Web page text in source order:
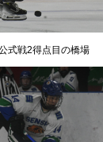
式戦2得点目の橋場